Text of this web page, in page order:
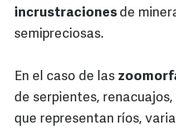
incrustraciones de
semipreciosas.
En el caso de las
de serpientes,
que representan ríos,